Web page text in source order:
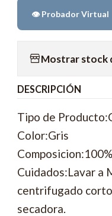
👁️ Probador Virtual
Mostrar stock
DESCRIPCIÓN
Tipo de
Color:Gris
Cuidados:Lavar a
centrifugado
secadora.